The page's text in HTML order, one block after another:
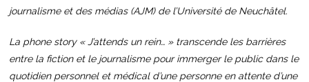
journalisme et des médias (AJM) de l’Université de Neuchâtel.
La phone story « J’attends un rein… » transcende les barrières
entre la fiction et le journalisme pour immerger le public dans le
quotidien personnel et médical d’une personne en attente d’une